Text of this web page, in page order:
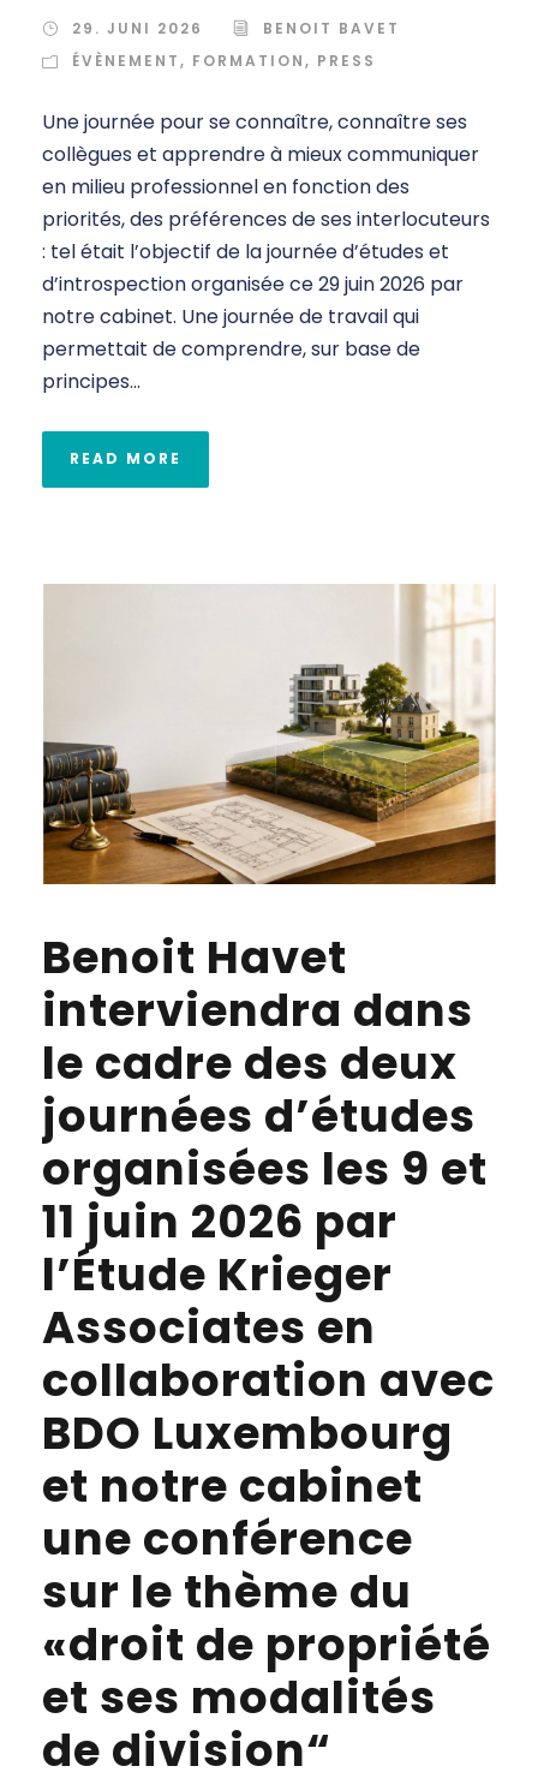
29. JUNI 2026
BENOIT BAVET
ÉVÈNEMENT, FORMATION, PRESS
Une journée pour se connaître, connaître ses
collègues et apprendre à mieux communiquer
en milieu professionnel en fonction des
priorités, des préférences de ses interlocuteurs
: tel était l’objectif de la journée d’études et
d’introspection organisée ce 29 juin 2026 par
notre cabinet. Une journée de travail qui
permettait de comprendre, sur base de
principes...
READ MORE
Benoit Havet
interviendra dans
le cadre des deux
journées d’études
organisées les 9 et
11 juin 2026 par
l’Étude Krieger
Associates en
collaboration avec
BDO Luxembourg
et notre cabinet
une conférence
sur le thème du
«droit de propriété
et ses modalités
de division“